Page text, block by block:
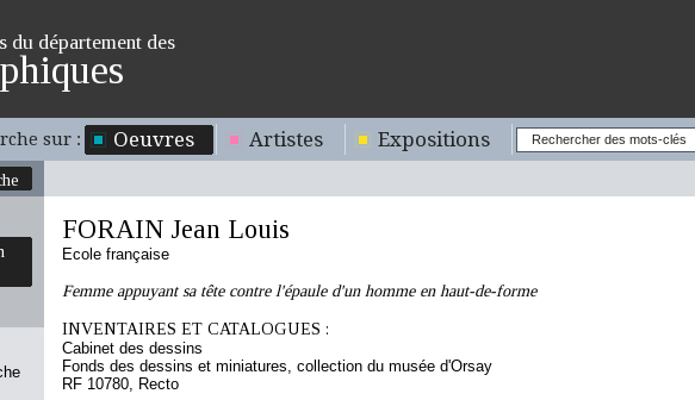
du département des
sur : Oeuvres Artistes Expositions
FORAIN Jean Louis
Ecole française
Femme appuyant sa tête contre l'épaule d'un homme en haut-de-forme
INVENTAIRES ET CATALOGUES :
Cabinet des dessins
Fonds des dessins et miniatures, collection du musée d'Orsay
RF 10780, Recto